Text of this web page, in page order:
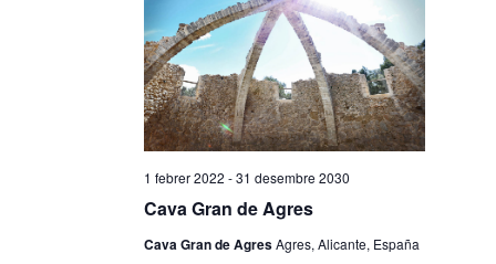
Cava Gran de Agres
1 febrer 2022 -31 desembre 2030
Cava Gran de AgresAgres, Alicante, España